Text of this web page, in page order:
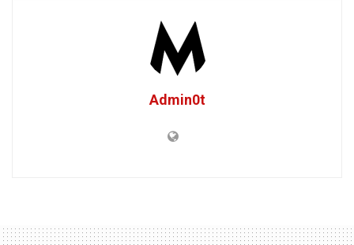
Admin0t